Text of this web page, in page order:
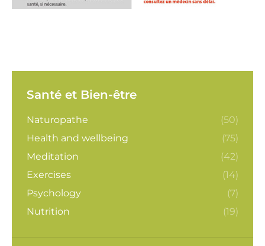
Santé et Bien-être
Naturopathe
(50)
Health and wellbeing
(75)
Meditation
(42)
Exercises
(14)
Psychology
(7)
Nutrition
(19)